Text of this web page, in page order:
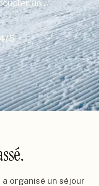
un…
/5
organisé un séjour